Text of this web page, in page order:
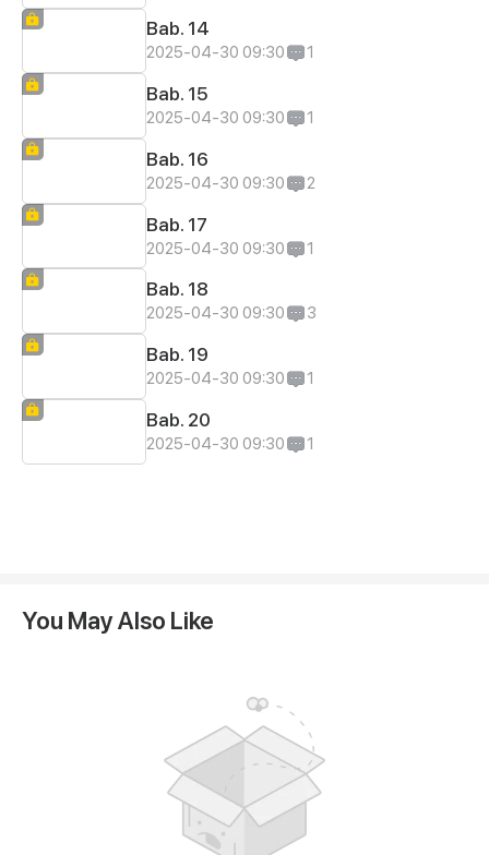
Bab. 14
2025-04-30 09:30 1
Bab. 15
2025-04-30 09:30 1
Bab. 16
2025-04-30 09:30 2
Bab. 17
2025-04-30 09:30 1
Bab. 18
2025-04-30 09:30 3
Bab. 19
2025-04-30 09:30 1
Bab. 20
2025-04-30 09:30 1
You May Also Like